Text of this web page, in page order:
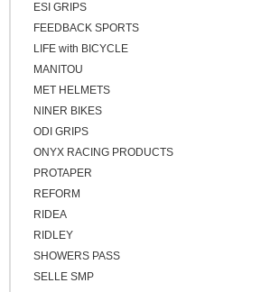
ESI GRIPS
FEEDBACK SPORTS
LIFE with BICYCLE
MANITOU
MET HELMETS
NINER BIKES
ODI GRIPS
ONYX RACING PRODUCTS
PROTAPER
REFORM
RIDEA
RIDLEY
SHOWERS PASS
SELLE SMP